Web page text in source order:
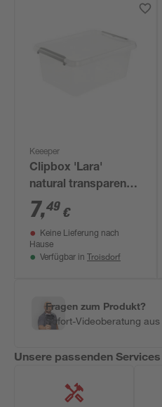
Keeeper
Clipbox 'Lara'
natural transparent
39 x 29 x 16,5 cm
12,5 l mit Deckel
7,49 €
Keine Lieferung nach
Hause
Verfügbar in Troisdorf
Fragen zum Produkt?
Sofort-Videoberatung
Unsere passenden Services